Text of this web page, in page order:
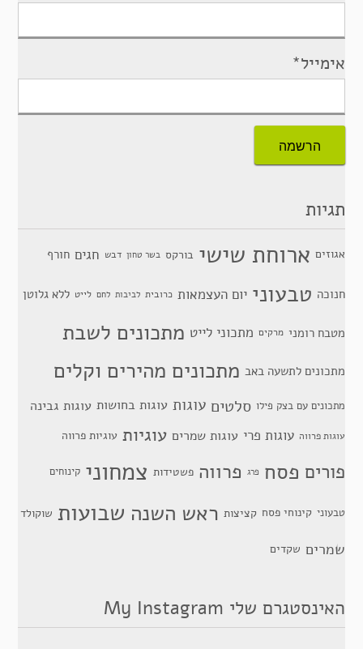
אימייל*
תגיות
אגוזים ארוחת שישי בורקס בשר טחון דבש חגים חורף
חנוכה טבעוני יום העצמאות כרובית לביבות לחם לייט ללא גלוטן
מטבח רומני מרקים מתכוני לייט מתכונים לשבת
מתכונים לתשעה באב מתכונים מהירים וקלים
מתכונים עם בצק פילו סלטים עוגות עוגות בחושות עוגות גבינה
עוגות פרווה עוגות פרי עוגות שמרים עוגיות עוגיות פרווה
פורים פסח פרג פרווה פשטידות צמחוני קינוחים
טבעוני קינוחי פסח קציצות ראש השנה שבועות שוקולד
שמרים שקדים
האינסטגרם שלי My Instagram